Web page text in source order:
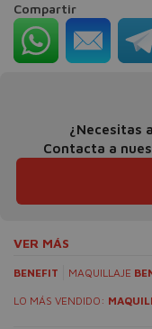
Compartir
¿Necesitas
Contacta a
VER MÁS
BENEFIT MAQUILLAJE
LO MÁS VENDIDO: